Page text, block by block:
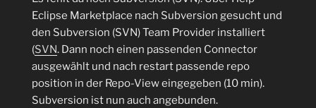
Eclipse Marketplace nach Subversion gesucht und
den Subversion (SVN) Team Provider installiert
(SVN. Dann noch einen passenden Connector
ausgewählt und nach restart passende repo
position in der Repo-View eingegeben (10 min).
Subversion ist nun auch angebunden.